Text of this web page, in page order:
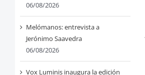
06/08/2026
Melómanos: entrevista a
Jerónimo Saavedra
06/08/2026
Vox Luminis inaugura la edición